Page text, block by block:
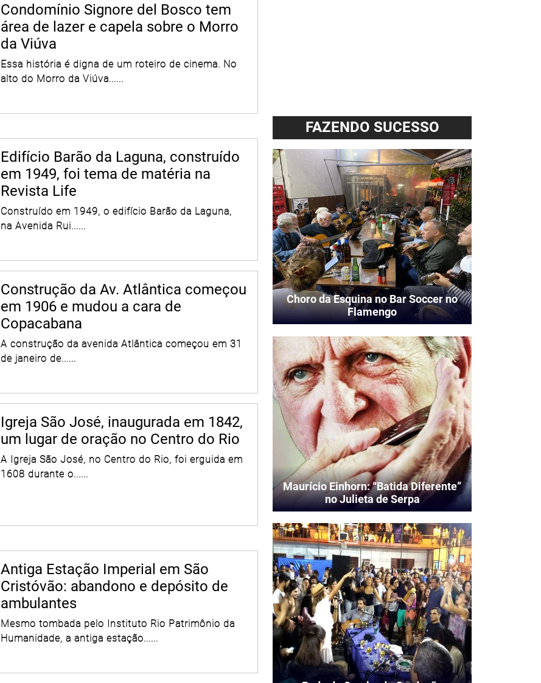
Condomínio Signore del Bosco tem
área de lazer e capela sobre o Morro
da Viúva
Essa história é digna de um roteiro de cinema. No
alto do Morro da Viúva......
Edifício Barão da Laguna, construído
em 1949, foi tema de matéria na
Revista Life
Construído em 1949, o edifício Barão da Laguna,
na Avenida Rui......
Construção da Av. Atlântica começou
em 1906 e mudou a cara de
Copacabana
A construção da avenida Atlântica começou em 31
de janeiro de......
Igreja São José, inaugurada em 1842,
um lugar de oração no Centro do Rio
A Igreja São José, no Centro do Rio, foi erguida em
1608 durante o......
Antiga Estação Imperial em São
Cristóvão: abandono e depósito de
ambulantes
Mesmo tombada pelo Instituto Rio Patrimônio da
Humanidade, a antiga estação......
FAZENDO SUCESSO
Choro da Esquina no Bar Soccer no
Flamengo
Maurício Einhorn: “Batida Diferente”
no Julieta de Serpa